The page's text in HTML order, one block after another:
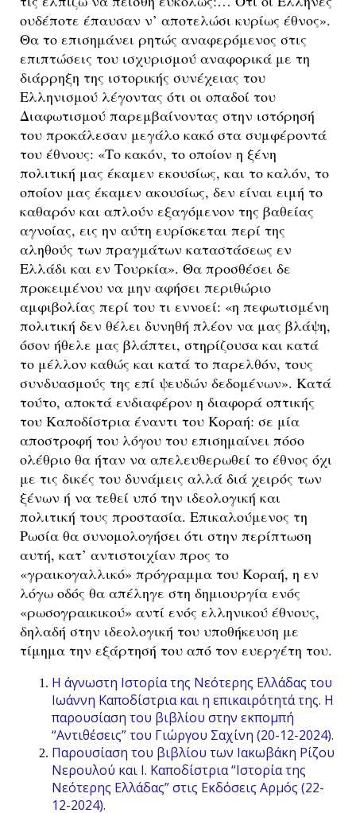
ουδέποτε έπαυσαν ν’ αποτελώσι κυρίως έθνος».
Θα το επισημάνει ρητώς αναφερόμενος στις
επιπτώσεις του ισχυρισμού αναφορικά με τη
διάρρηξη της ιστορικής συνέχειας του
Ελληνισμού λέγοντας ότι οι οπαδοί του
Διαφωτισμού παρεμβαίνοντας στην ιστόρησή
του προκάλεσαν μεγάλο κακό στα συμφέροντά
του έθνους: «Το κακόν, το οποίον η ξένη
πολιτική μας έκαμεν εκουσίως, και το καλόν, το
οποίον μας έκαμεν ακουσίως, δεν είναι ειμή το
καθαρόν και απλούν εξαγόμενον της βαθείας
αγνοίας, εις ην αύτη ευρίσκεται περί της
αληθούς των πραγμάτων καταστάσεως εν
Ελλάδι και εν Τουρκία». Θα προσθέσει δε
προκειμένου να μην αφήσει περιθώριο
αμφιβολίας περί του τι εννοεί: «η πεφωτισμένη
πολιτική δεν θέλει δυνηθή πλέον να μας βλάψη,
όσον ήθελε μας βλάπτει, στηρίζουσα και κατά
το μέλλον καθώς και κατά το παρελθόν, τους
συνδυασμούς της επί ψευδών δεδομένων». Κατά
τούτο, αποκτά ενδιαφέρον η διαφορά οπτικής
του Καποδίστρια έναντι του Κοραή: σε μία
αποστροφή του λόγου του επισημαίνει πόσο
ολέθριο θα ήταν να απελευθερωθεί το έθνος όχι
με τις δικές του δυνάμεις αλλά διά χειρός των
ξένων ή να τεθεί υπό την ιδεολογική και
πολιτική τους προστασία. Επικαλούμενος τη
Ρωσία θα συνομολογήσει ότι στην περίπτωση
αυτή, κατ’ αντιστοιχίαν προς το
«γραικογαλλικό» πρόγραμμα του Κοραή, η εν
λόγω οδός θα απέληγε στη δημιουργία ενός
«ρωσογραικικού» αντί ενός ελληνικού έθνους,
δηλαδή στην ιδεολογική του υποθήκευση με
τίμημα την εξάρτησή του από τον ευεργέτη του.
Η άγνωστη Ιστορία της Νεότερης Ελλάδας του
Ιωάννη Καποδίστρια και η επικαιρότητά της. Η
παρουσίαση του βιβλίου στην εκπομπή
“Αντιθέσεις” του Γιώργου Σαχίνη (20-12-2024).
Παρουσίαση του βιβλίου των Ιακωβάκη Ρίζου
Νερουλού και Ι. Καποδίστρια “Ιστορία της
Νεότερης Ελλάδας” στις Εκδόσεις Αρμός (22-
12-2024).